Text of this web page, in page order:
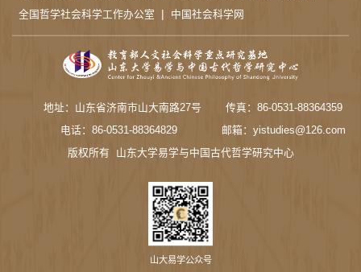
全国哲学社会科学工作办公室 | 中国社会科学网
地址：山东省济南市山大南路27号
传真：86-0531-88364359
电话：86-0531-88364829
邮箱：yistudies@126.com
版权所有 山东大学易学与中国古代哲学研究中心
山大易学公众号